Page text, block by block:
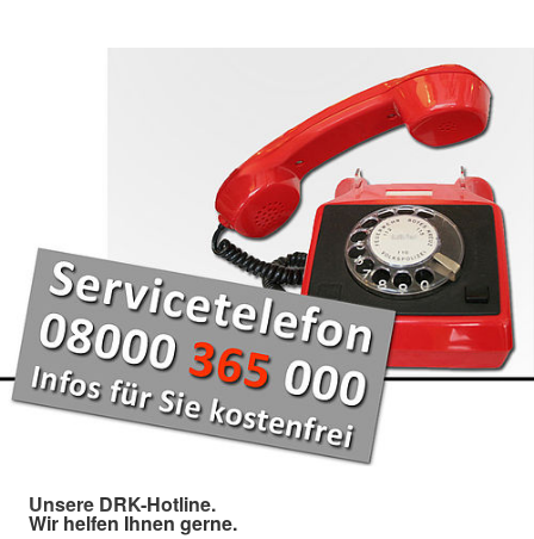
Unsere DRK-Hotline.
Wir helfen Ihnen gerne.